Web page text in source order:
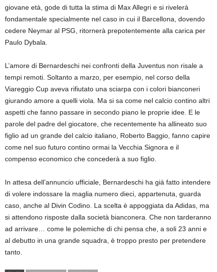
giovane età, gode di tutta la stima di Max Allegri e si rivelerà
fondamentale specialmente nel caso in cui il Barcellona, dovendo
cedere Neymar al PSG, ritornerà prepotentemente alla carica per
Paulo Dybala.
L’amore di Bernardeschi nei confronti della Juventus non risale a
tempi remoti. Soltanto a marzo, per esempio, nel corso della
Viareggio Cup aveva rifiutato una sciarpa con i colori bianconeri
giurando amore a quelli viola. Ma si sa come nel calcio contino altri
aspetti che fanno passare in secondo piano le proprie idee. E le
parole del padre del giocatore, che recentemente ha allineato suo
figlio ad un grande del calcio italiano, Roberto Baggio, fanno capire
come nel suo futuro contino ormai la Vecchia Signora e il
compenso economico che concederà a suo figlio.
In attesa dell’annuncio ufficiale, Bernardeschi ha già fatto intendere
di volere indossare la maglia numero dieci, appartenuta, guarda
caso, anche al Divin Codino. La scelta è appoggiata da Adidas, ma
si attendono risposte dalla società bianconera. Che non tarderanno
ad arrivare… come le polemiche di chi pensa che, a soli 23 anni e
al debutto in una grande squadra, è troppo presto per pretendere
tanto.